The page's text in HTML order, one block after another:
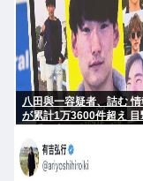
八田與一容疑者、詰む
が累計1万3600件超え 目